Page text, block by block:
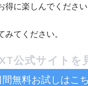
得に楽しんでください
みてください。
公式サイトを
間無料お試しはこ